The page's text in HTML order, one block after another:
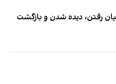
رفتن، دیده شدن و بازگشت